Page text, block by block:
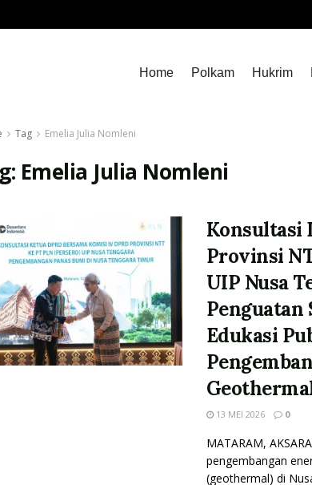
Home Polkam Hukrim
Tag Emelia Julia Nomleni
Emelia Julia Nomleni
Konsultasi
Provinsi
UIP Nusa
Penguatan
Edukasi
13 MEI 2026 0
MATARAM,
pengembangan
(geothermal) di